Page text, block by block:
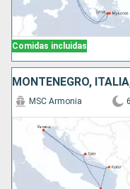
Comidas incluidas
MONTENEGRO,
MSC Armonia